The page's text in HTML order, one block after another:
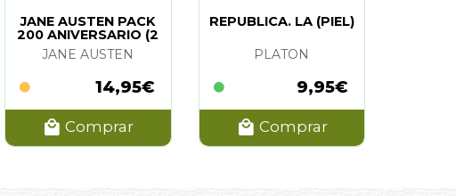
JANE AUSTEN PACK
200 ANIVERSARIO (2
TOMOS)
JANE AUSTEN
14,95€
Comprar
REPUBLICA. LA (PIEL)
PLATON
9,95€
Comprar